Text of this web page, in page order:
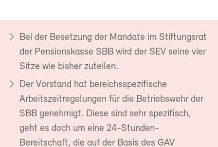
Bei der Besetzung der Mandate im Stiftungsrat
der Pensionskasse SBB wird der SEV seine vier
Sitze wie bisher zuteilen.
Der Vorstand hat bereichsspezifische
Arbeitszeitregelungen für die Betriebswehr der
SBB genehmigt. Diese sind sehr spezifisch,
geht es doch um eine 24-Stunden-
Bereitschaft, die auf der Basis des GAV